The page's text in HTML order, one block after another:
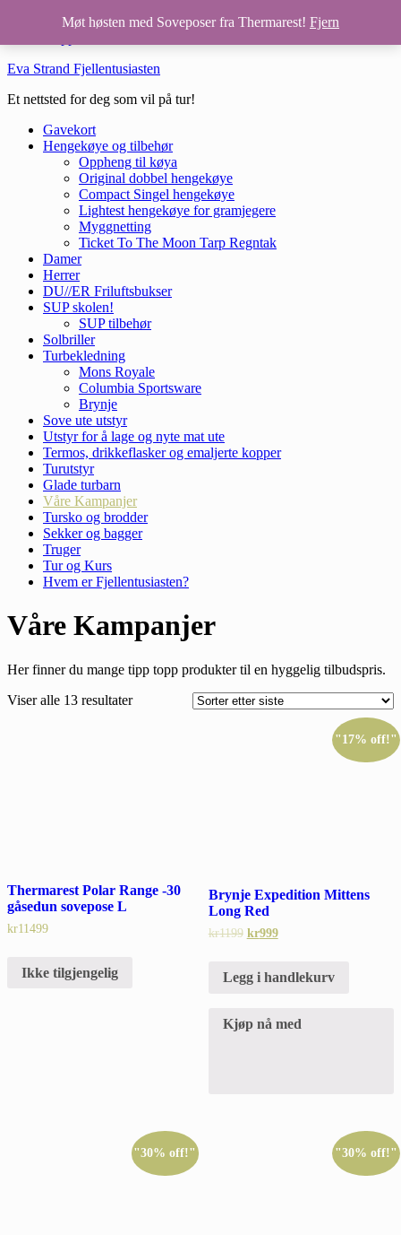
Hopp til hovedinnhold
Eva Strand Fjellentusiasten
Et nettsted for deg som vil på tur!
Gavekort
Hengekøye og tilbehør
Oppheng til køya
Original dobbel hengekøye
Compact Singel hengekøye
Lightest hengekøye for gramjegere
Myggnetting
Ticket To The Moon Tarp Regntak
Damer
Herrer
DU//ER Friluftsbukser
SUP skolen!
SUP tilbehør
Solbriller
Turbekledning
Mons Royale
Columbia Sportsware
Brynje
Sove ute utstyr
Utstyr for å lage og nyte mat ute
Termos, drikkeflasker og emaljerte kopper
Turutstyr
Glade turbarn
Våre Kampanjer
Tursko og brodder
Sekker og bagger
Truger
Tur og Kurs
Hvem er Fjellentusiasten?
Våre Kampanjer
Her finner du mange tipp topp produkter til en hyggelig tilbudspris.
Viser alle 13 resultater
Thermarest Polar Range -30
gåsedun sovepose L
kr11499
Ikke tilgjengelig
"17% off!"
Brynje Expedition Mittens
Long Red
kr1199 kr999
Legg i handlekurv
Kjøp nå med
"30% off!" "30% off!"
Møt høsten med Soveposer fra Thermarest! Fjern